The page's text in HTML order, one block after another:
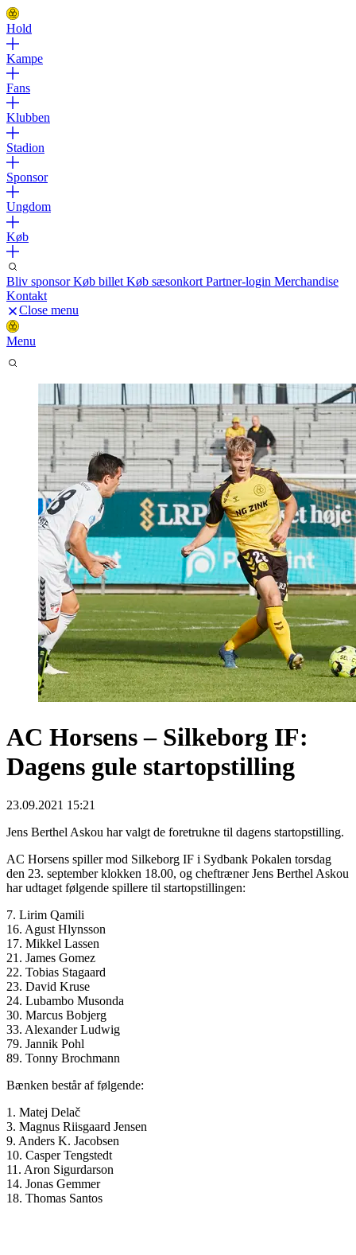
Hold
Kampe
Fans
Klubben
Stadion
Sponsor
Ungdom
Køb
Bliv sponsorKøb billet Køb sæsonkort Partner-login Merchandise
Kontakt
Close menu
Menu
AC Horsens – Silkeborg IF:
Dagens gule startopstilling
23.09.2021 15:21
Jens Berthel Askou har valgt de foretrukne til dagens startopstilling.
AC Horsens spiller mod Silkeborg IF i Sydbank Pokalen torsdag
den 23. september klokken 18.00, og cheftræner Jens Berthel Askou
har udtaget følgende spillere til startopstillingen:
7. Lirim Qamili
16. Agust Hlynsson
17. Mikkel Lassen
21. James Gomez
22. Tobias Stagaard
23. David Kruse
24. Lubambo Musonda
30. Marcus Bobjerg
33. Alexander Ludwig
79. Jannik Pohl
89. Tonny Brochmann
Bænken består af følgende:
1. Matej Delač
3. Magnus Riisgaard Jensen
9. Anders K. Jacobsen
10. Casper Tengstedt
11. Aron Sigurdarson
14. Jonas Gemmer
18. Thomas Santos